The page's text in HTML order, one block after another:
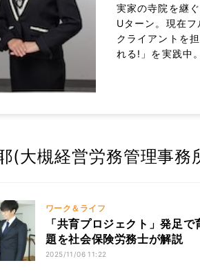
実家の寺院を継
Uターン。現在
クライアントを
れる!」を実践中。
(大槻経営労務管理事務
ワーク＆ライフ
「共育プロジェクト」発足
題を社会保険労務士が解説
2025/11/06 11:22